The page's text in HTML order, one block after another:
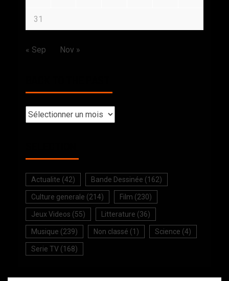
31
« Sep Nov »
Actualite (42) Bande Dessinée (162)
Culture generale (214) Film (230)
Jeux Videos (55) Litterature (36)
Musique (239) Non classé (1) Science (4)
Serie TV (168)